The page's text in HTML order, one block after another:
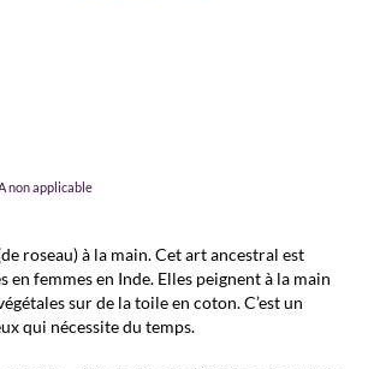
non applicable
roseau) à la main. Cet art ancestral est
en femmes en Inde. Elles peignent à la main
sur de la toile en coton. C’est un
qui nécessite du temps.